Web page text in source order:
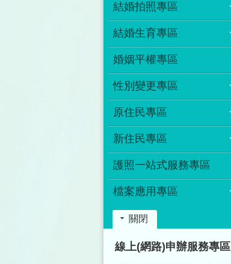
結婚拍照專區
結婚生育專區
婚姻平權專區
性別變更專區
原住民專區
新住民專區
護照一站式服務專區
檔案應用專區
關閉
線上(網路)申辦服務專區